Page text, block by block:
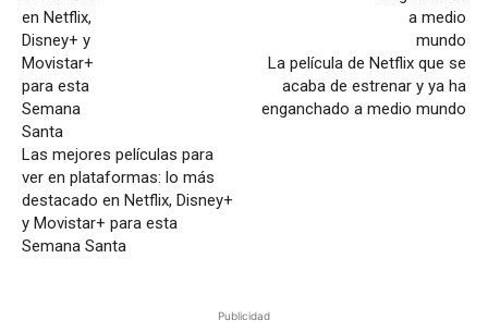
Las mejores películas para
ver en plataformas: lo más
destacado en Netflix, Disney+
y Movistar+ para esta
Semana Santa
La película de Netflix que se
acaba de estrenar y ya ha
enganchado a medio mundo
Publicidad